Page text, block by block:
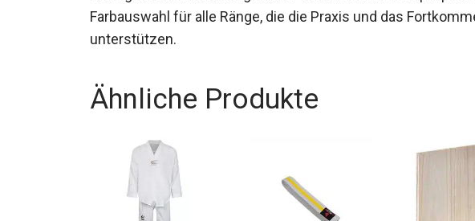
Sie eignen sich hervorragend für verschiedene
Farbauswahl für alle Ränge, die die Praxis und das
Ähnliche Produkte